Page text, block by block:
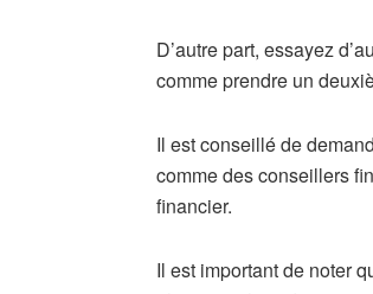
D’autre part, essayez
comme prendre un
Il est conseillé de
comme des conseillers
financier.
Il est important de noter